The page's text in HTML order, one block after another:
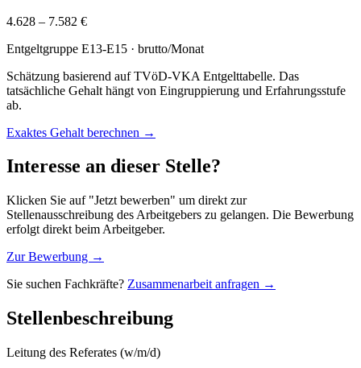
4.628 – 7.582 €
Entgeltgruppe E13-E15 · brutto/Monat
Schätzung basierend auf TVöD-VKA Entgelttabelle. Das
tatsächliche Gehalt hängt von Eingruppierung und Erfahrungsstufe
ab.
Exaktes Gehalt berechnen →
Interesse an dieser Stelle?
Klicken Sie auf "Jetzt bewerben" um direkt zur
Stellenausschreibung des Arbeitgebers zu gelangen. Die Bewerbung
erfolgt direkt beim Arbeitgeber.
Zur Bewerbung →
Sie suchen Fachkräfte? Zusammenarbeit anfragen →
Stellenbeschreibung
Leitung des Referates (w/m/d)